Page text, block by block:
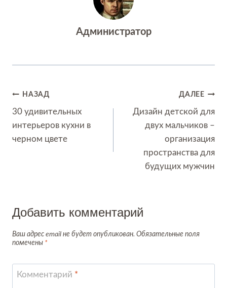
Администратор
Навигация
по
записям
НАЗАД
30 удивительных
интерьеров кухни в
черном цвете
ДАЛЕЕ
Дизайн детской для
двух мальчиков –
организация
пространства для
будущих мужчин
Добавить комментарий
Ваш адрес email не будет опубликован. Обязательные поля
помечены *
Комментарий *